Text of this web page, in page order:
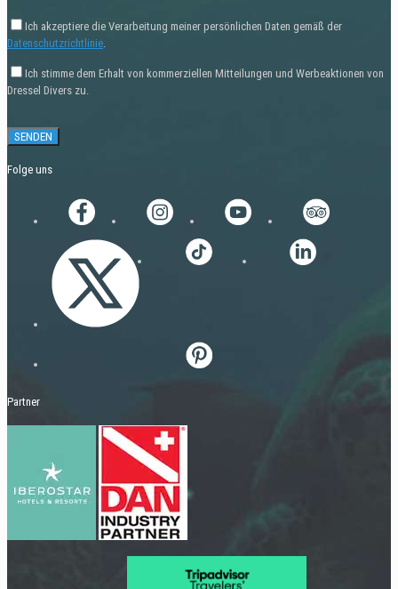
Ich akzeptiere die Verarbeitung meiner persönlichen Daten gemäß der
Datenschutzrichtlinie.
Ich stimme dem Erhalt von kommerziellen Mitteilungen und Werbeaktionen von
Dressel Divers zu.
Folge uns
Partner